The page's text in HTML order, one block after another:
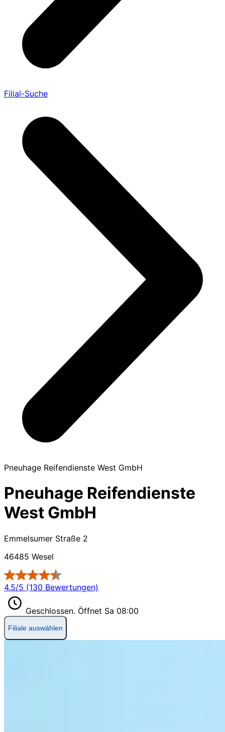
Filial-Suche
Pneuhage Reifendienste West GmbH
Pneuhage Reifendienste
West GmbH
Emmelsumer Straße 2
46485 Wesel
4.5/5 (130 Bewertungen)
Geschlossen. Öffnet Sa 08:00
Filiale auswählen